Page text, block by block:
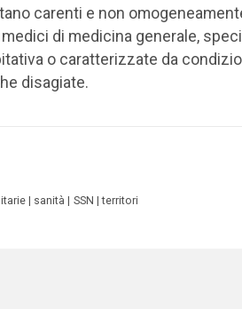
carenti e non
di medicina generale,
o caratterizzate da
disagiate.
sanità SSN territori